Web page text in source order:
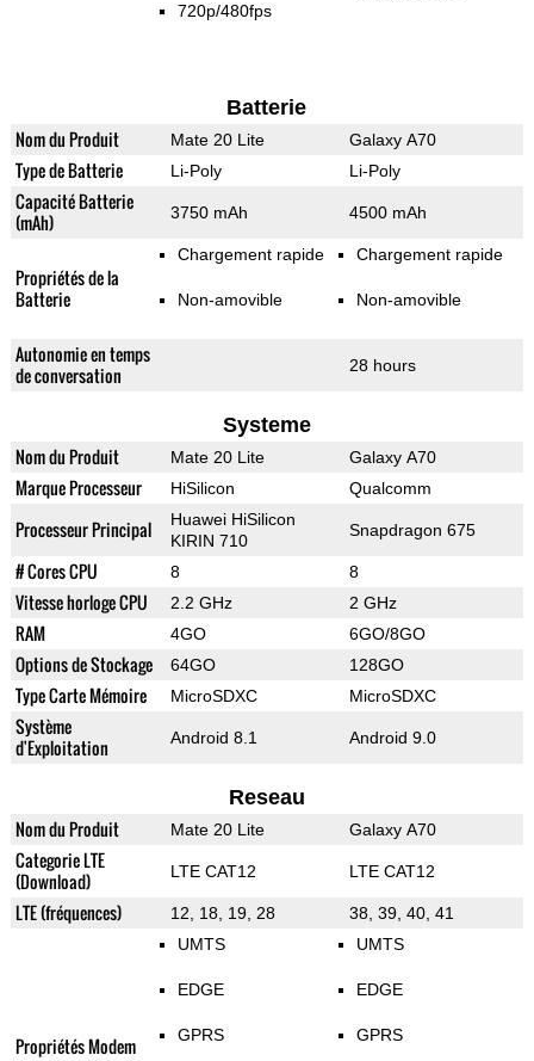
720p/480fps
Batterie
Nom du Produit Mate 20 Lite Galaxy A70
Type de Batterie Li-Poly Li-Poly
Capacité Batterie
(mAh)
3750 mAh 4500 mAh
Propriétés de la
Batterie
Chargement rapide
Non-amovible
Chargement rapide
Non-amovible
Autonomie en temps
de conversation
28 hours
Systeme
Nom du Produit Mate 20 Lite Galaxy A70
Marque Processeur HiSilicon Qualcomm
Processeur Principal
Huawei HiSilicon
KIRIN 710
Snapdragon 675
# Cores CPU 8 8
Vitesse horloge CPU 2.2 GHz 2 GHz
RAM 4GO 6GO/8GO
Options de Stockage 64GO 128GO
Type Carte Mémoire MicroSDXC MicroSDXC
Système
d'Exploitation
Android 8.1 Android 9.0
Reseau
Nom du Produit Mate 20 Lite Galaxy A70
Categorie LTE
(Download)
LTE CAT12 LTE CAT12
LTE (fréquences) 12, 18, 19, 28 38, 39, 40, 41
Propriétés Modem
UMTS
EDGE
GPRS
UMTS
EDGE
GPRS